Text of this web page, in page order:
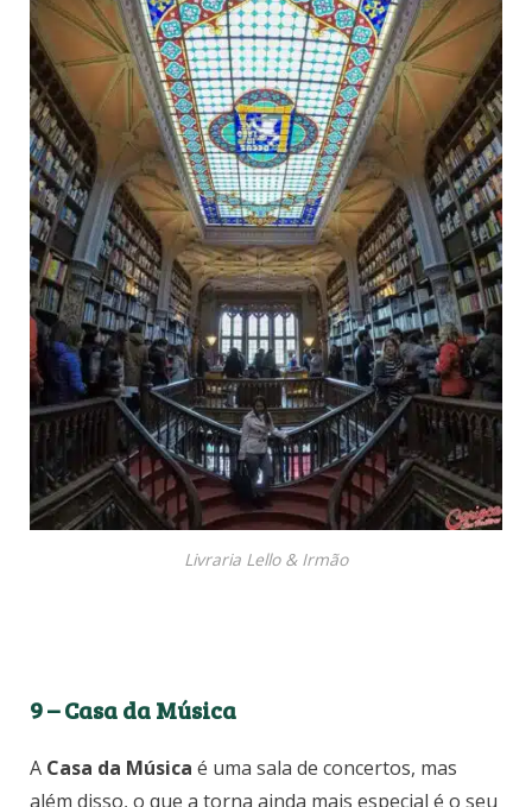
Livraria Lello & Irmão
9 – Casa da Música
A Casa da Música é uma sala de concertos, mas
além disso, o que a torna ainda mais especial é o seu